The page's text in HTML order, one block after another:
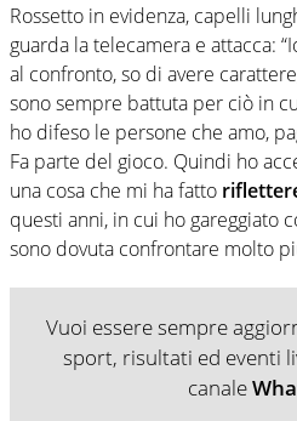
Rossetto in evidenza, capelli
guarda la telecamera e attacca:
al confronto, so di avere
sono sempre battuta per ciò in
ho difeso le persone che amo,
Fa parte del gioco. Quindi ho
una cosa che mi ha fatto
questi anni, in cui ho gareggiato
sono dovuta confrontare molto
Vuoi essere sempre
sport, risultati ed eventi
canale